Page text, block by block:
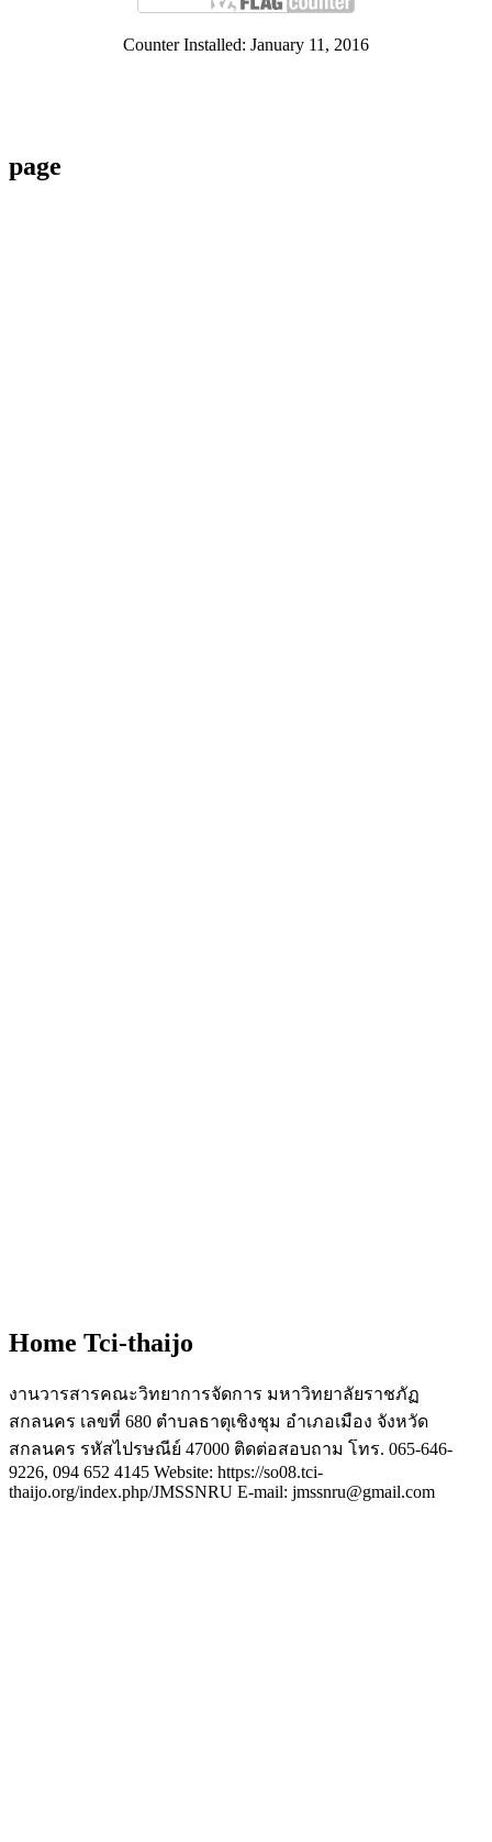
Counter Installed: January 11, 2016
page
Home Tci-thaijo
งานวารสารคณะวิทยาการจัดการ มหาวิทยาลัยราชภัฏ
สกลนคร เลขที่ 680 ตำบลธาตุเชิงชุม อำเภอเมือง จังหวัด
สกลนคร รหัสไปรษณีย์ 47000 ติดต่อสอบถาม โทร. 065-646-
9226, 094 652 4145 Website: https://so08.tci-
thaijo.org/index.php/JMSSNRU E-mail: jmssnru@gmail.com